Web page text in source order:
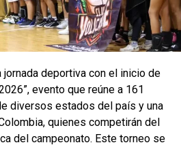
jornada deportiva con el inicio de
evento que reúne a 161
diversos estados del país y una
quienes competirán del
del campeonato. Este torneo se